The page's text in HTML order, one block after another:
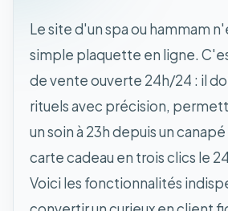
Le site d'un spa ou hammam
simple plaquette en ligne.
de vente ouverte 24h/24 : il
rituels avec précision,
un soin à 23h depuis un
carte cadeau en trois clics le
Voici les fonctionnalités